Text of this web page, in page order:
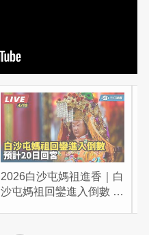
2026白沙屯媽祖進香｜白
沙屯媽祖回鑾進入倒數 預